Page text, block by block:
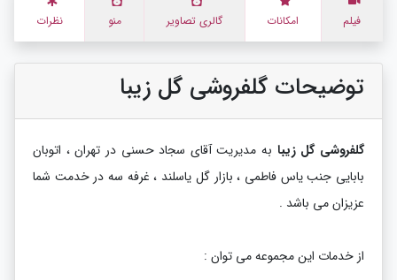
فیلم امکانات گالری تصاویر منو نظرات
توضیحات گلفروشی گل زیبا
گلفروشی گل زیبا به مدیریت آقای سجاد حسنی در تهران ، اتوبان
بابایی جنب یاس فاطمی ، بازار گل یاسلند ، غرفه سه در خدمت شما
عزیزان می باشد .
از خدمات این مجموعه می توان :